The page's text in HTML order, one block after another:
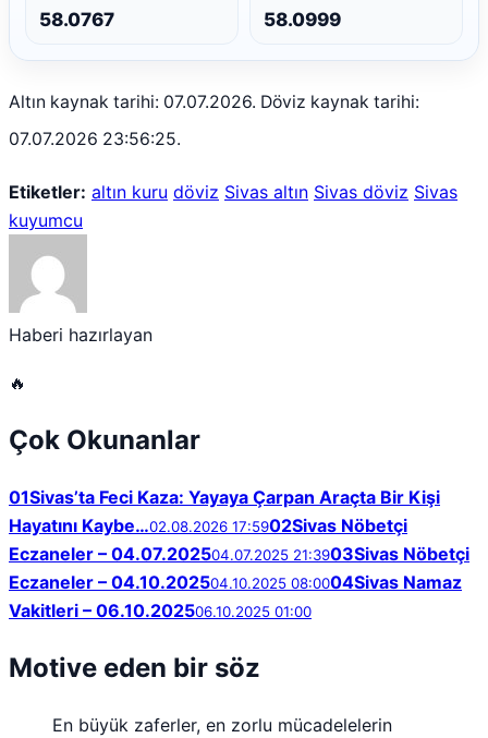
58.0767 58.0999
Altın kaynak tarihi: 07.07.2026. Döviz kaynak tarihi:
07.07.2026 23:56:25.
Etiketler: altın kuru döviz Sivas altın Sivas döviz Sivas
kuyumcu
Haberi hazırlayan
🔥
Çok Okunanlar
01Sivas’ta Feci Kaza: Yayaya Çarpan Araçta Bir Kişi
Hayatını Kaybe…02.08.2026 17:5902Sivas Nöbetçi
Eczaneler – 04.07.202504.07.2025 21:3903Sivas Nöbetçi
Eczaneler – 04.10.202504.10.2025 08:0004Sivas Namaz
Vakitleri – 06.10.202506.10.2025 01:00
Motive eden bir söz
En büyük zaferler, en zorlu mücadelelerin